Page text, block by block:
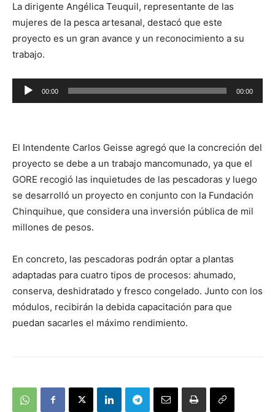
La dirigente Angélica Teuquil, representante de las
mujeres de la pesca artesanal, destacó que este
proyecto es un gran avance y un reconocimiento a su
trabajo.
Reproductor
de
00:00 00:00
El Intendente Carlos Geisse agregó que la concreción del
proyecto se debe a un trabajo mancomunado, ya que el
GORE recogió las inquietudes de las pescadoras y luego
se desarrolló un proyecto en conjunto con la Fundación
Chinquihue, que considera una inversión pública de mil
millones de pesos.
En concreto, las pescadoras podrán optar a plantas
adaptadas para cuatro tipos de procesos: ahumado,
conserva, deshidratado y fresco congelado. Junto con los
módulos, recibirán la debida capacitación para que
puedan sacarles el máximo rendimiento.